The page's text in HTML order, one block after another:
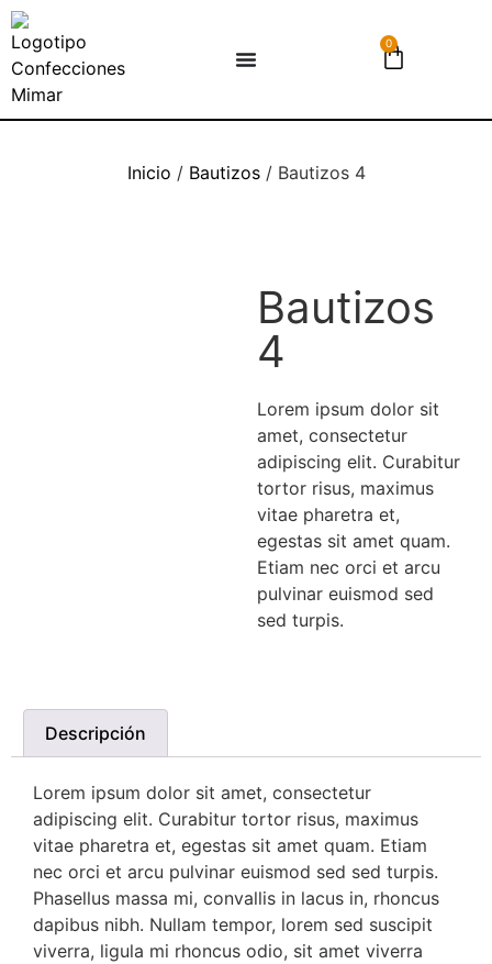
0
Inicio / Bautizos/ Bautizos 4
Bautizos
4
Lorem ipsum dolor sit
amet, consectetur
adipiscing elit. Curabitur
tortor risus, maximus
vitae pharetra et,
egestas sit amet quam.
Etiam nec orci et arcu
pulvinar euismod sed
sed turpis.
Descripción
Lorem ipsum dolor sit amet, consectetur
adipiscing elit. Curabitur tortor risus, maximus
vitae pharetra et, egestas sit amet quam. Etiam
nec orci et arcu pulvinar euismod sed sed turpis.
Phasellus massa mi, convallis in lacus in, rhoncus
dapibus nibh. Nullam tempor, lorem sed suscipit
viverra, ligula mi rhoncus odio, sit amet viverra